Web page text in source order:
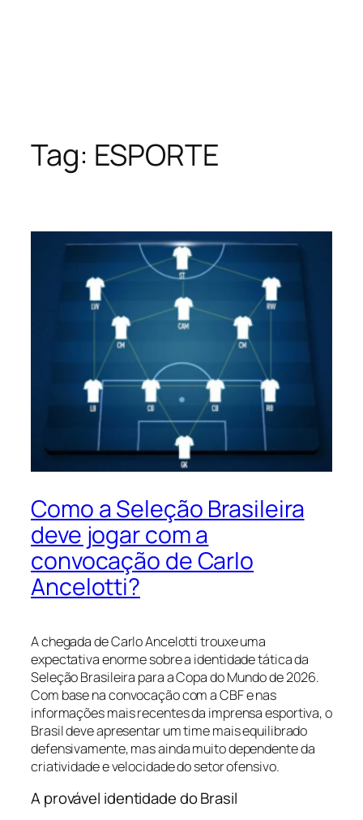
Tag: ESPORTE
Como a Seleção Brasileira
deve jogar com a
convocação de Carlo
Ancelotti?
A chegada de Carlo Ancelotti trouxe uma
expectativa enorme sobre a identidade tática da
Seleção Brasileira para a Copa do Mundo de 2026.
Com base na convocação com a CBF e nas
informações mais recentes da imprensa esportiva, o
Brasil deve apresentar um time mais equilibrado
defensivamente, mas ainda muito dependente da
criatividade e velocidade do setor ofensivo.
A provável identidade do Brasil